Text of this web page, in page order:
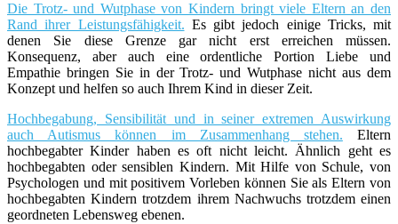
Die Trotz- und Wutphase von Kindern bringt viele Eltern an den
Rand ihrer Leistungsfähigkeit. Es gibt jedoch einige Tricks, mit
denen Sie diese Grenze gar nicht erst erreichen müssen.
Konsequenz, aber auch eine ordentliche Portion Liebe und
Empathie bringen Sie in der Trotz- und Wutphase nicht aus dem
Konzept und helfen so auch Ihrem Kind in dieser Zeit.
Hochbegabung, Sensibilität und in seiner extremen Auswirkung
auch Autismus können im Zusammenhang stehen. Eltern
hochbegabter Kinder haben es oft nicht leicht. Ähnlich geht es
hochbegabten oder sensiblen Kindern. Mit Hilfe von Schule, von
Psychologen und mit positivem Vorleben können Sie als Eltern von
hochbegabten Kindern trotzdem ihrem Nachwuchs trotzdem einen
geordneten Lebensweg ebenen.